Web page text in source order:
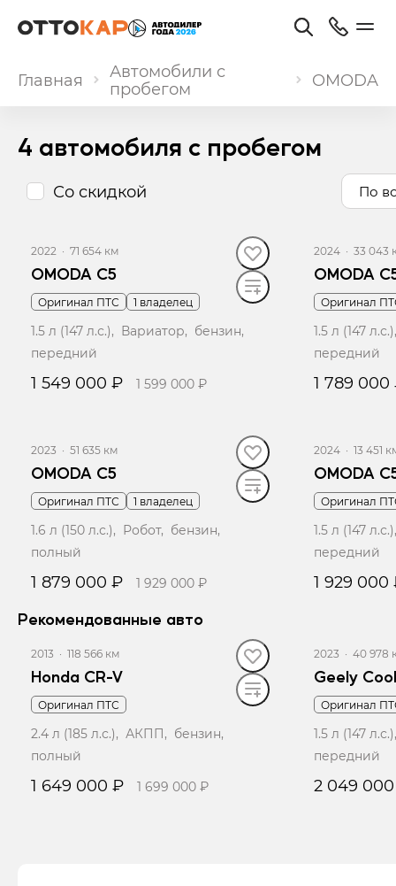
Главная
Автомобили с
пробегом
OMODA
4 автомобиля с пробегом
Со скидкой По
2022 · 71 654 км
OMODA C5
Оригинал ПТС 1 владелец
1.5 л (147 л.с.), Вариатор, бензин,
передний
1 549 000 ₽ 1 599 000 ₽
2024 · 33 043
OMODA
Оригинал
1.5 л (147
передний
1 789 000
2023 · 51 635 км
OMODA C5
Оригинал ПТС 1 владелец
1.6 л (150 л.с.), Робот, бензин,
полный
1 879 000 ₽ 1 929 000 ₽
Записаться на тест-драйв
2024 · 13 451
OMODA
Оригинал
1.5 л (147
передний
1 929 000
Рекомендованные авто
2013 · 118 566 км
Honda CR-V
Оригинал ПТС
2.4 л (185 л.с.), АКПП, бензин,
полный
1 649 000 ₽ 1 699 000 ₽
2023 · 40 978
Geely
Оригинал
1.5 л (147
передний
2 049